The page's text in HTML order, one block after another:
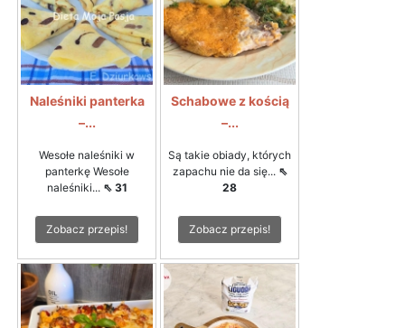
Naleśniki panterka
–...
Wesołe naleśniki w
panterkę Wesołe
naleśniki... ⇖ 31
Zobacz przepis!
Schabowe z kością
–...
Są takie obiady, których
zapachu nie da się... ⇖
28
Zobacz przepis!